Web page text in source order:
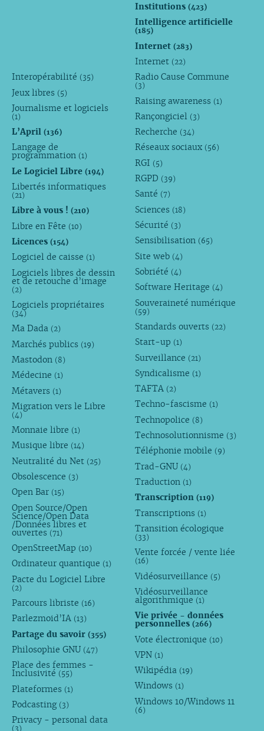
Institutions(423)
Intelligence artificielle
(185)
Internet(283)
Internet (22)
Interopérabilité (35)
Jeux libres (5)
Journalisme et logiciels
(1)
L’April (136)
Langage de
programmation (1)
Le Logiciel Libre (194)
Libertés informatiques
(21)
Libre à vous ! (210)
Libre en Fête (10)
Licences (154)
Logiciel de caisse (1)
Logiciels libres de dessin
et de retouche d’image
(2)
Logiciels propriétaires
(34)
Ma Dada (2)
Marchés publics (19)
Mastodon (8)
Médecine (1)
Métavers (1)
Migration vers le Libre
(4)
Monnaie libre (1)
Musique libre (14)
Neutralité du Net (25)
Obsolescence (3)
Open Bar (15)
Open Source/Open
Science/Open Data
/Données libres et
ouvertes (71)
OpenStreetMap (10)
Ordinateur quantique (1)
Pacte du Logiciel Libre
(2)
Parcours libriste (16)
Parlezmoid’IA (13)
Partage du savoir (355)
Philosophie GNU (47)
Place des femmes -
Inclusivité (55)
Plateformes (1)
Podcasting (3)
Privacy - personal data
(3)
Radio Cause Commune
(3)
Raising awareness (1)
Rançongiciel (3)
Recherche (34)
Réseaux sociaux (56)
RGI (5)
RGPD (39)
Santé (7)
Sciences (18)
Sécurité (3)
Sensibilisation (65)
Site web (4)
Sobriété (4)
Software Heritage (4)
Souveraineté numérique
(59)
Standards ouverts (22)
Start-up (1)
Surveillance (21)
Syndicalisme (1)
TAFTA (2)
Techno-fascisme (1)
Technopolice (8)
Technosolutionnisme (3)
Téléphonie mobile (9)
Trad-GNU (4)
Traduction (1)
Transcription(119)
Transcriptions (1)
Transition écologique
(33)
Vente forcée / vente liée
(16)
Vidéosurveillance (5)
Vidéosurveillance
algorithmique (1)
Vie privée - données
personnelles(266)
Vote électronique (10)
VPN (1)
Wikipédia (19)
Windows (1)
Windows 10/Windows 11
(6)